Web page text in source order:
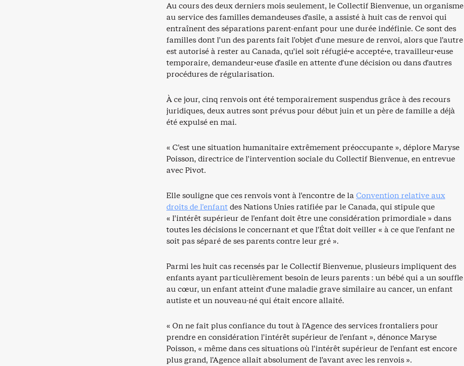
Au cours des deux derniers mois seulement, le Collectif Bienvenue, un organisme
au service des familles demandeuses d’asile, a assisté à huit cas de renvoi qui
entraînent des séparations parent-enfant pour une durée indéfinie. Ce sont des
familles dont l’un des parents fait l’objet d’une mesure de renvoi, alors que l’autre
est autorisé à rester au Canada, qu’iel soit réfugié·e accepté·e, travailleur·euse
temporaire, demandeur·euse d’asile en attente d’une décision ou dans d’autres
procédures de régularisation.
À ce jour, cinq renvois ont été temporairement suspendus grâce à des recours
juridiques, deux autres sont prévus pour début juin et un père de famille a déjà
été expulsé en mai.
« C’est une situation humanitaire extrêmement préoccupante », déplore Maryse
Poisson, directrice de l’intervention sociale du Collectif Bienvenue, en entrevue
avec Pivot.
Elle souligne que ces renvois vont à l’encontre de laConvention relative aux
droits de l’enfantdes Nations Unies ratifiée par le Canada, qui stipule que
« l’intérêt supérieur de l’enfant doit être une considération primordiale » dans
toutes les décisions le concernant et que l’État doit veiller « à ce que l’enfant ne
soit pas séparé de ses parents contre leur gré ».
Parmi les huit cas recensés par le Collectif Bienvenue, plusieurs impliquent des
enfants ayant particulièrement besoin de leurs parents : un bébé qui a un souffle
au cœur, un enfant atteint d’une maladie grave similaire au cancer, un enfant
autiste et un nouveau-né qui était encore allaité.
« On ne fait plus confiance du tout à l’Agence des services frontaliers pour
prendre en considération l’intérêt supérieur de l’enfant », dénonce Maryse
Poisson, « même dans ces situations où l’intérêt supérieur de l’enfant est encore
plus grand, l’Agence allait absolument de l’avant avec les renvois ».